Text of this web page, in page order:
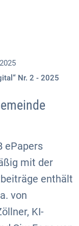
Nr. 2 - 2025
ePapers
mit der
enthält
von
KI-